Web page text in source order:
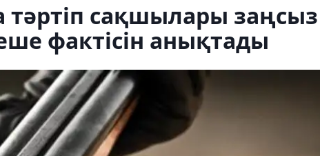
сақшылары заңсыз
фактісін анықтады